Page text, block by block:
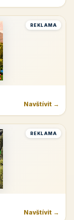
REKLAMA
Navštívit →
REKLAMA
Navštívit →